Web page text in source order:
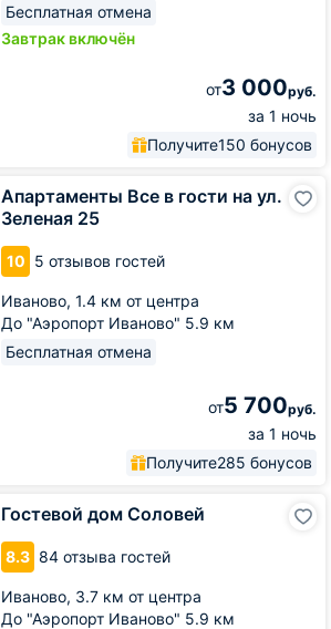
Бесплатная отмена
Завтрак включён
от3 000руб.
за 1 ночь
Получите150 бонусов
Апартаменты Все в гости на ул.
Зеленая 25
10 5 отзывов гостей
Иваново, 1.4 км от центра
До "Аэропорт Иваново" 5.9 км
Бесплатная отмена
от5 700руб.
за 1 ночь
Получите285 бонусов
Гостевой дом Соловей
8.3 84 отзыва гостей
Иваново, 3.7 км от центра
До "Аэропорт Иваново" 5.9 км